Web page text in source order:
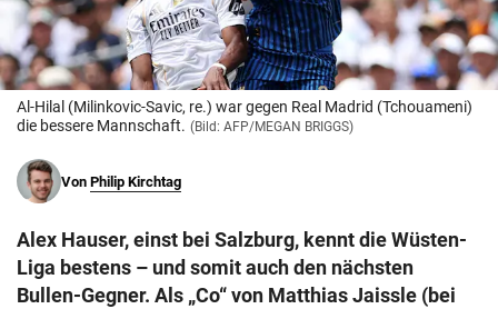
© Krone Multimedia GmbH & Co KG 2026
Muthgasse 2, 1190 Wien
Al-Hilal (Milinkovic-Savic, re.) war gegen Real Madrid (Tchouameni)
die bessere Mannschaft. (Bild: AFP/MEGAN BRIGGS)
Von Philip Kirchtag
Alex Hauser, einst bei Salzburg, kennt die Wüsten-
Liga bestens – und somit auch den nächsten
Bullen-Gegner. Als „Co“ von Matthias Jaissle (bei